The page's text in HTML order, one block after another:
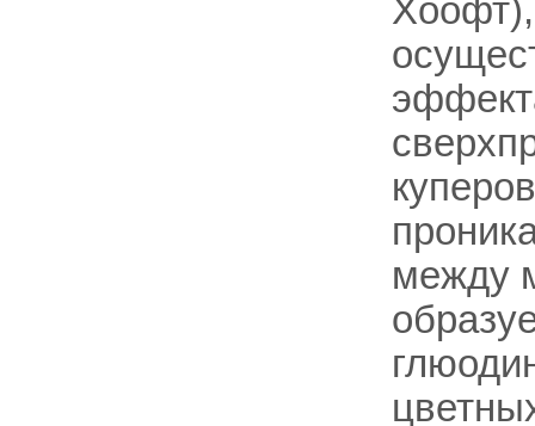
Хоофт),
между